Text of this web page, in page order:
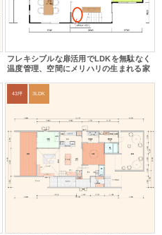
フレキシブルな扉活用でLDKを無駄なく
温度管理、空間にメリハリの生まれる家
43坪 3LDK